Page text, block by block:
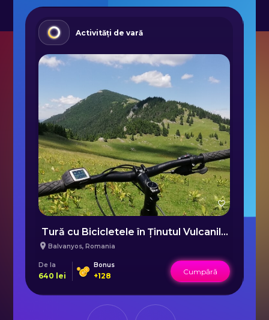
Activități de vară
Tură cu Bicicletele în Ținutul Vulcanilor
Balvanyos, Romania
De la
640 lei
Bonus
+128 Cumpără